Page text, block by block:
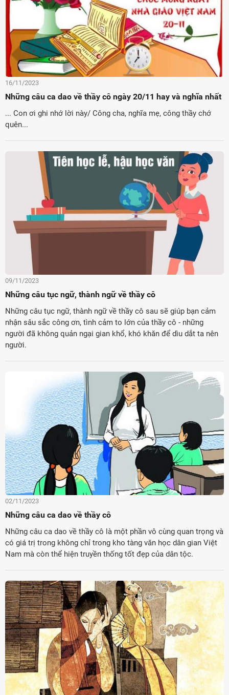
16/11/2023
Những câu ca dao về thầy cô ngày 20/11 hay và nghĩa nhất
... Con ơi ghi nhớ lời này/ Công cha, nghĩa mẹ, công thầy chớ
quên...
09/11/2023
Những câu tục ngữ, thành ngữ về thầy cô
Những câu tục ngữ, thành ngữ về thầy cô sau sẽ giúp bạn cảm
nhận sâu sắc công ơn, tình cảm to lớn của thầy cô - những
người đã không quản ngại gian khổ, khó khăn để dìu dắt ta nên
người.
02/11/2023
Những câu ca dao về thầy cô
Những câu ca dao về thầy cô là một phần vô cùng quan trọng và
có giá trị trong không chỉ trong kho tàng văn học dân gian Việt
Nam mà còn thể hiện truyền thống tốt đẹp của dân tộc.